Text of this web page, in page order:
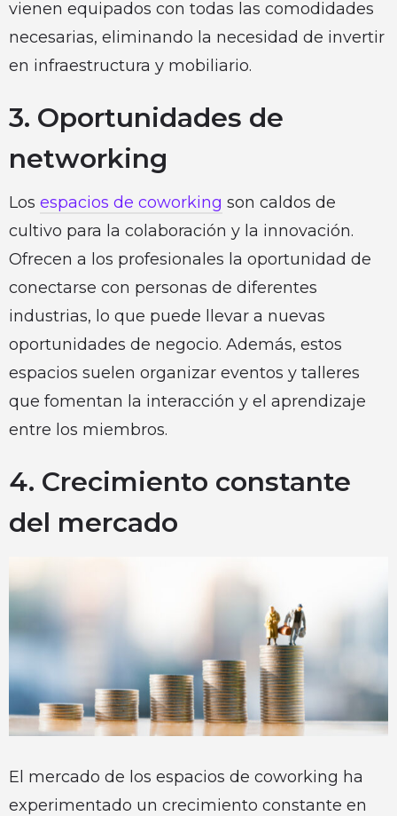
vienen equipados con todas las comodidades
necesarias, eliminando la necesidad de invertir
en infraestructura y mobiliario.
3. Oportunidades de
networking
Los espacios de coworking son caldos de
cultivo para la colaboración y la innovación.
Ofrecen a los profesionales la oportunidad de
conectarse con personas de diferentes
industrias, lo que puede llevar a nuevas
oportunidades de negocio. Además, estos
espacios suelen organizar eventos y talleres
que fomentan la interacción y el aprendizaje
entre los miembros.
4. Crecimiento constante
del mercado
El mercado de los espacios de coworking ha
experimentado un crecimiento constante en